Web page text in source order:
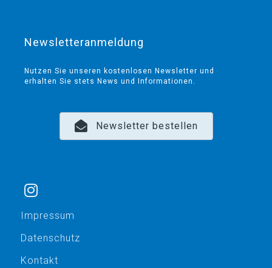
Newsletteranmeldung
Nutzen Sie unseren kostenlosen Newsletter und
erhalten Sie stets News und Informationen.
Newsletter bestellen
Impressum
Datenschutz
Kontakt